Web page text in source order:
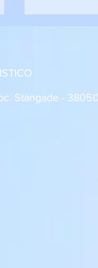
Stangade -